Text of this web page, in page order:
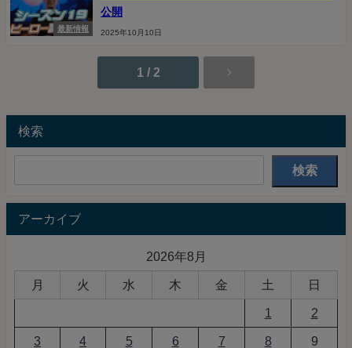
最新情報
公開
2025年10月10日
1 / 2
検索
検索
アーカイブ
2026年8月
月 火 水 木 金 土 日
1 2
3 4 5 6 7 8 9